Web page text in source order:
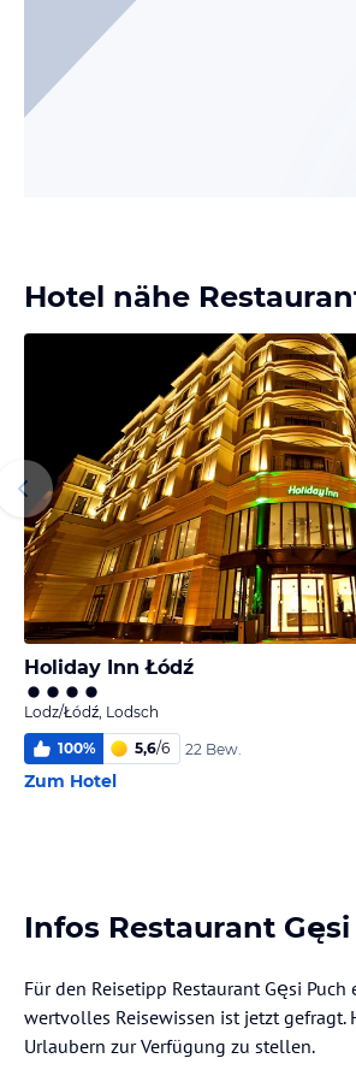
Hotel nähe
Holiday Inn Łódź
Lodz/Łódź, Lodsch
100% 5,6/6 22 Bew.
Zum Hotel
Infos Restaurant
Für den Reisetipp Restaurant Gęsi
wertvolles Reisewissen ist jetzt
Urlaubern zur Verfügung zu stellen.